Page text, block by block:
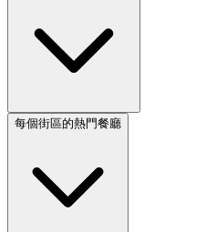
每個街區的熱門餐廳